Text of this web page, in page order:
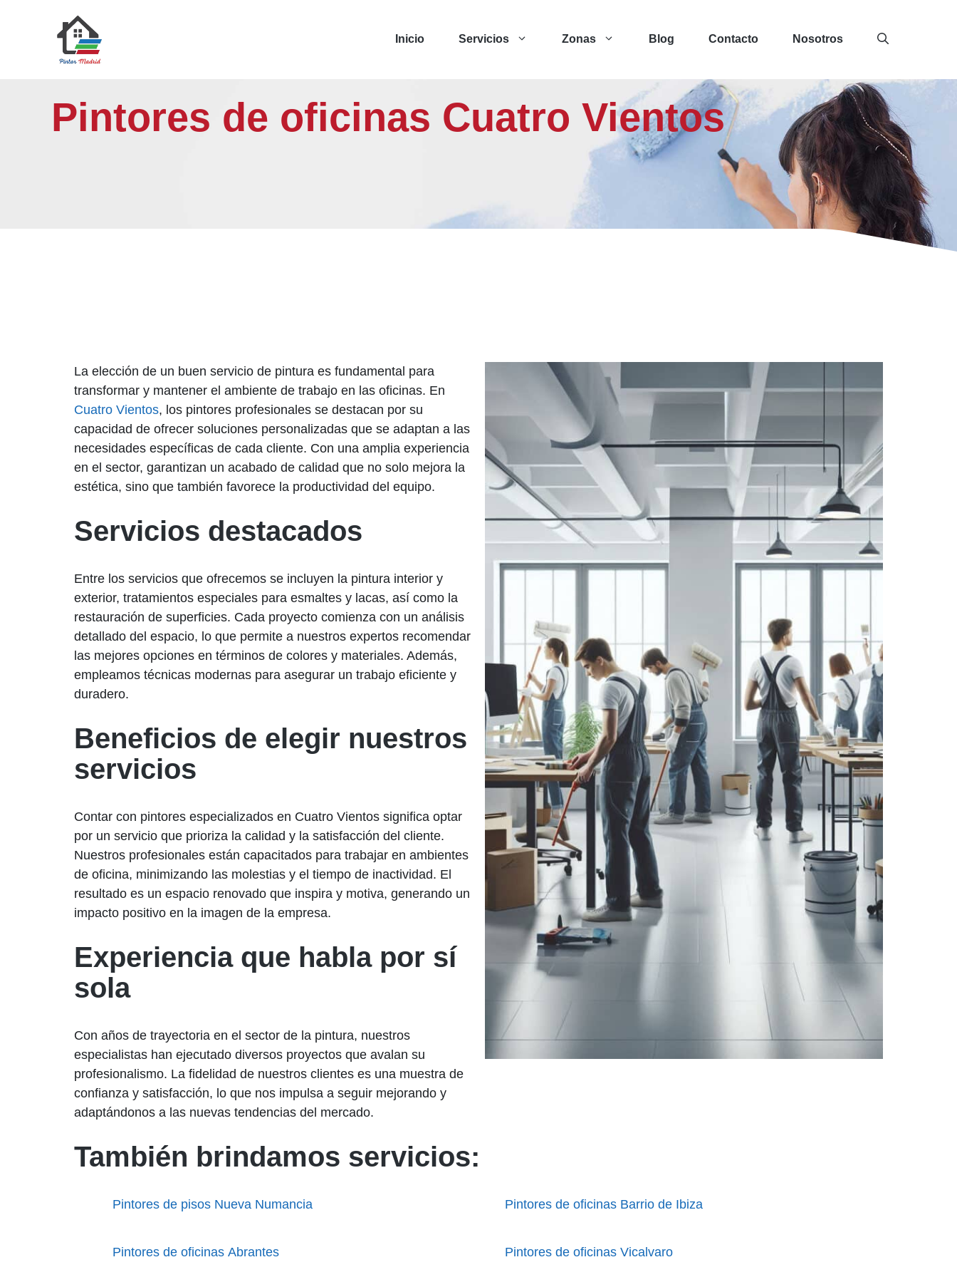
Inicio Servicios Zonas Blog Contacto Nosotros
Pintores de oficinas Cuatro Vientos
La elección de un buen servicio de pintura es fundamental para
transformar y mantener el ambiente de trabajo en las oficinas. En
Cuatro Vientos, los pintores profesionales se destacan por su
capacidad de ofrecer soluciones personalizadas que se adaptan a las
necesidades específicas de cada cliente. Con una amplia experiencia
en el sector, garantizan un acabado de calidad que no solo mejora la
estética, sino que también favorece la productividad del equipo.
Servicios destacados
Entre los servicios que ofrecemos se incluyen la pintura interior y
exterior, tratamientos especiales para esmaltes y lacas, así como la
restauración de superficies. Cada proyecto comienza con un análisis
detallado del espacio, lo que permite a nuestros expertos recomendar
las mejores opciones en términos de colores y materiales. Además,
empleamos técnicas modernas para asegurar un trabajo eficiente y
duradero.
Beneficios de elegir nuestros
servicios
Contar con pintores especializados en Cuatro Vientos significa optar
por un servicio que prioriza la calidad y la satisfacción del cliente.
Nuestros profesionales están capacitados para trabajar en ambientes
de oficina, minimizando las molestias y el tiempo de inactividad. El
resultado es un espacio renovado que inspira y motiva, generando un
impacto positivo en la imagen de la empresa.
Experiencia que habla por sí
sola
Con años de trayectoria en el sector de la pintura, nuestros
especialistas han ejecutado diversos proyectos que avalan su
profesionalismo. La fidelidad de nuestros clientes es una muestra de
confianza y satisfacción, lo que nos impulsa a seguir mejorando y
adaptándonos a las nuevas tendencias del mercado.
También brindamos servicios:
Pintores de pisos Nueva Numancia Pintores de oficinas Barrio de Ibiza
Pintores de oficinas Abrantes Pintores de oficinas Vicalvaro